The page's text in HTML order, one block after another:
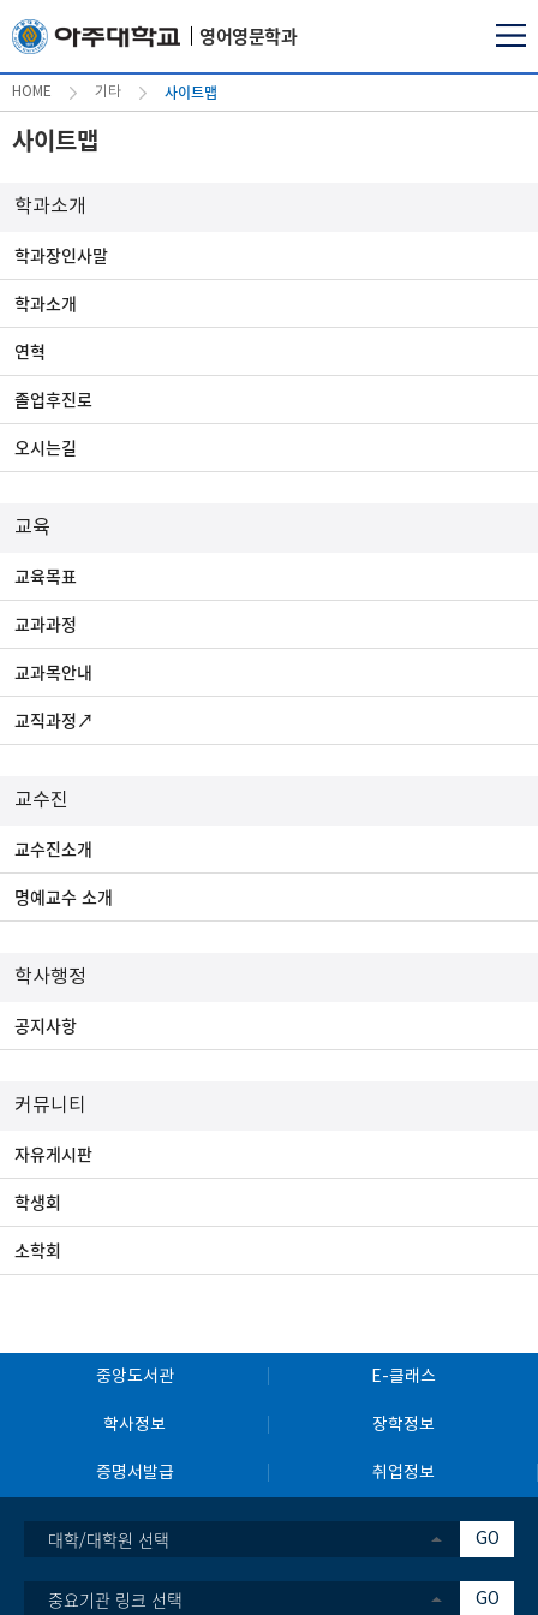
영어영문학과
HOME 기타 사이트맵
사이트맵
학과소개
학과장인사말
학과소개
연혁
졸업후진로
오시는길
교육
교육목표
교과과정
교과목안내
교직과정↗
교수진
교수진소개
명예교수 소개
학사행정
공지사항
커뮤니티
자유게시판
학생회
소학회
중앙도서관 E-클래스
학사정보 장학정보
증명서발급 취업정보
대학/대학원 선택 GO
중요기관 링크 선택 GO